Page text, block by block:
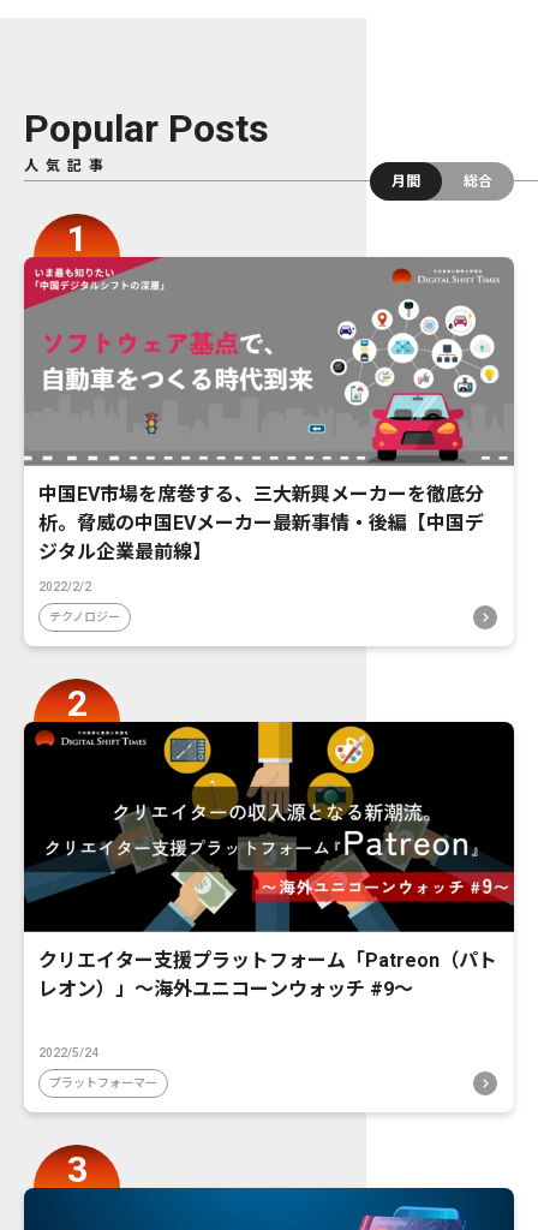
Popular Posts
人気記事
月間
総合
中国EV市場を席巻する、三大新興メーカーを徹底分
析。脅威の中国EVメーカー最新事情・後編【中国デ
ジタル企業最前線】
2022/2/2
テクノロジー
クリエイター支援プラットフォーム「Patreon（パト
レオン）」〜海外ユニコーンウォッチ #9〜
2022/5/24
プラットフォーマー